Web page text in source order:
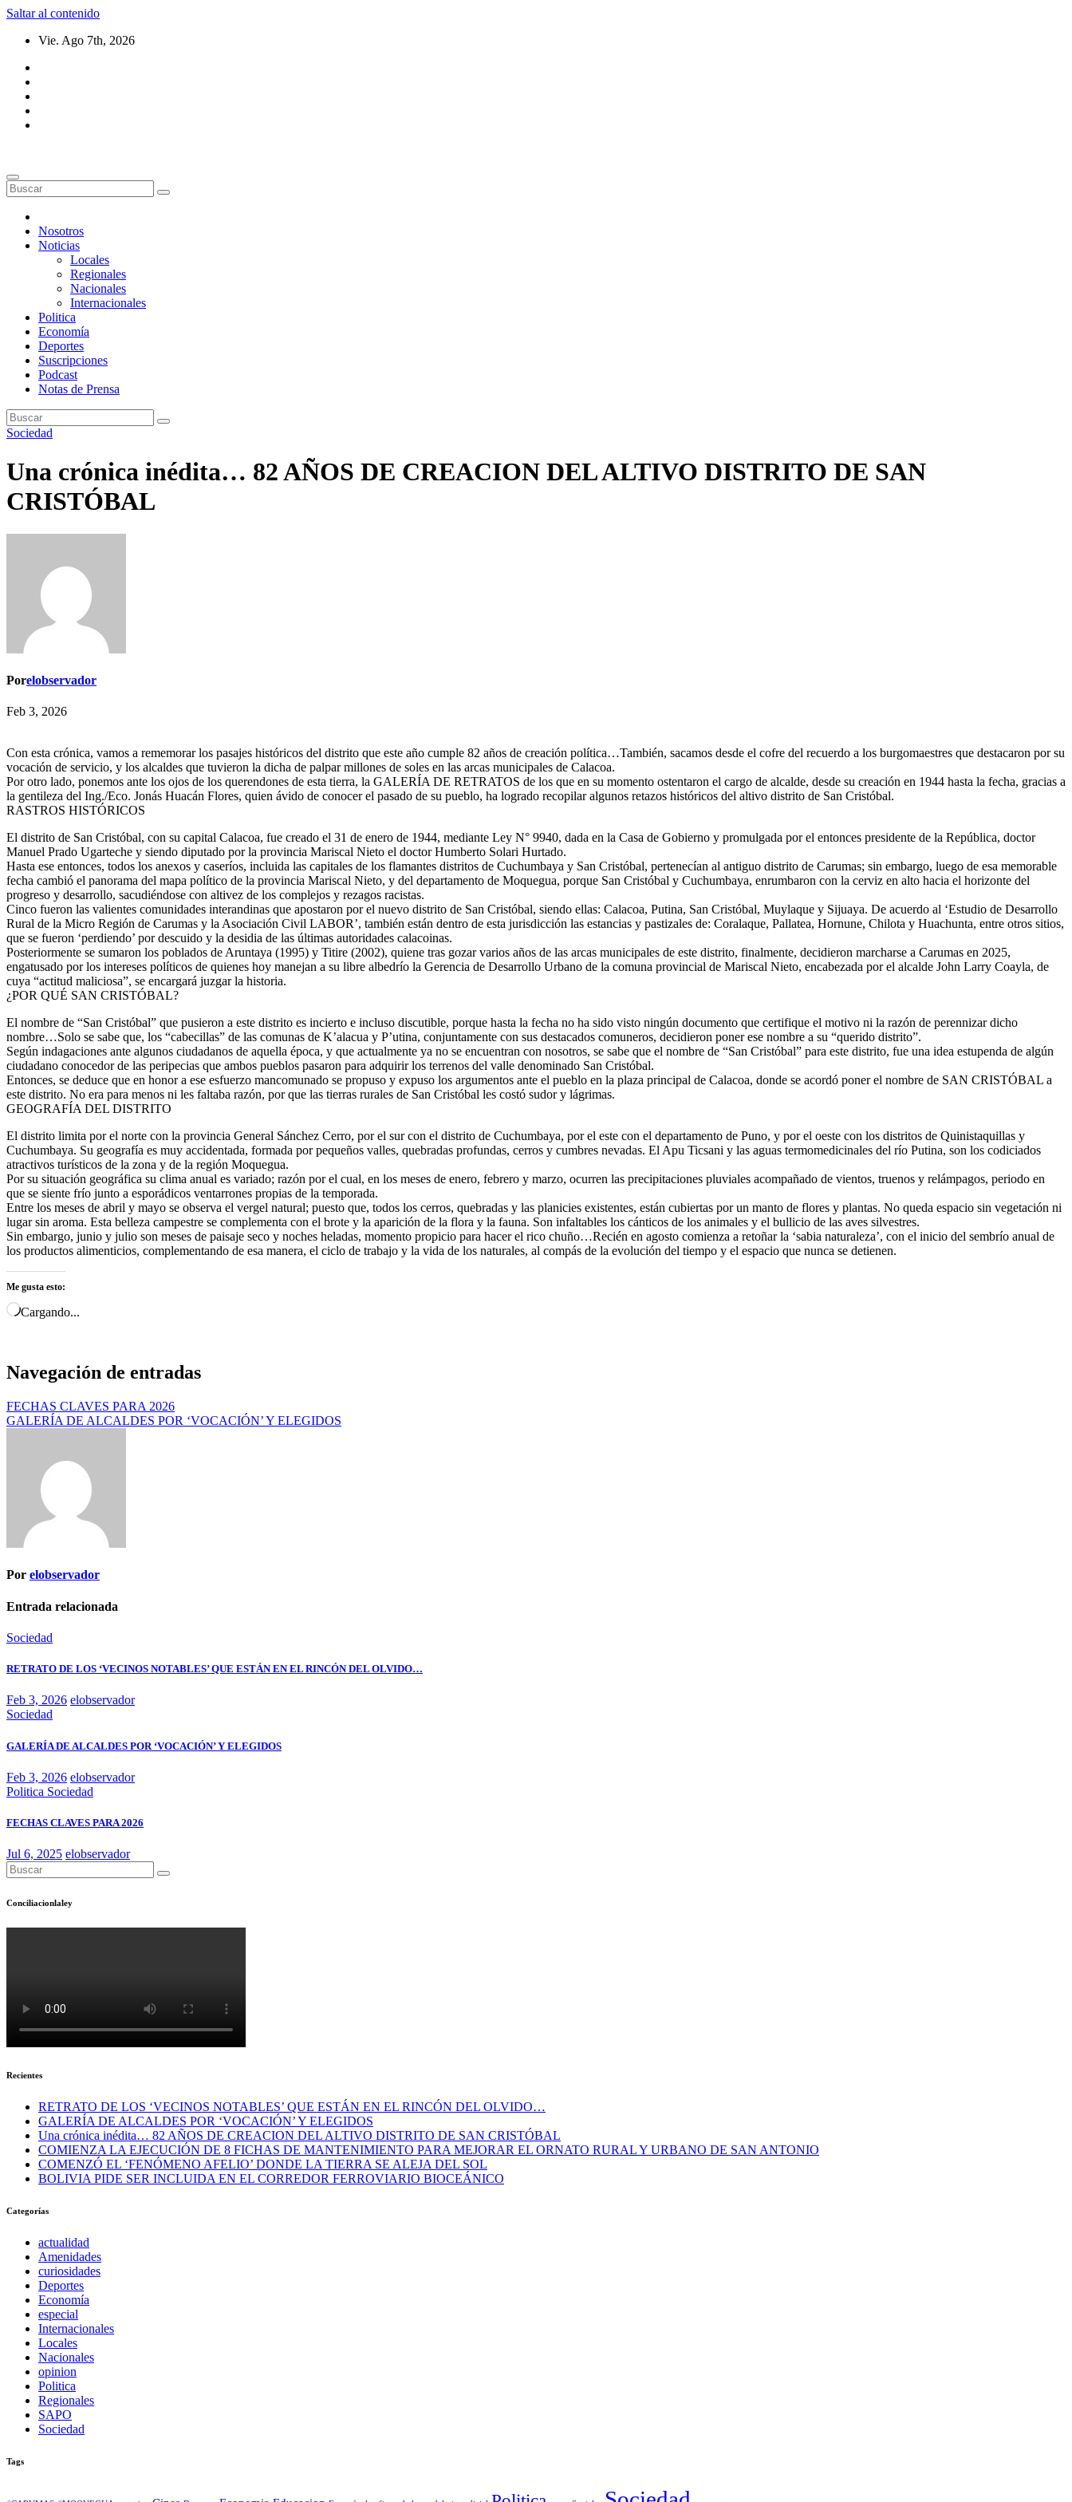
Saltar al contenido
Vie. Ago 7th, 2026
Nosotros
Noticias
Locales
Regionales
Nacionales
Internacionales
Politica
Economía
Deportes
Suscripciones
Podcast
Notas de Prensa
Sociedad
Una crónica inédita… 82 AÑOS DE CREACION DEL ALTIVO DISTRITO DE SAN
CRISTÓBAL
Porelobservador
Feb 3, 2026
Con esta crónica, vamos a rememorar los pasajes históricos del distrito que este año cumple 82 años de creación política…También, sacamos desde el cofre del recuerdo a los burgomaestres que destacaron por su
vocación de servicio, y los alcaldes que tuvieron la dicha de palpar millones de soles en las arcas municipales de Calacoa.
Por otro lado, ponemos ante los ojos de los querendones de esta tierra, la GALERÍA DE RETRATOS de los que en su momento ostentaron el cargo de alcalde, desde su creación en 1944 hasta la fecha, gracias a
la gentileza del Ing./Eco. Jonás Huacán Flores, quien ávido de conocer el pasado de su pueblo, ha logrado recopilar algunos retazos históricos del altivo distrito de San Cristóbal.
RASTROS HISTÓRICOS
El distrito de San Cristóbal, con su capital Calacoa, fue creado el 31 de enero de 1944, mediante Ley N° 9940, dada en la Casa de Gobierno y promulgada por el entonces presidente de la República, doctor
Manuel Prado Ugarteche y siendo diputado por la provincia Mariscal Nieto el doctor Humberto Solari Hurtado.
Hasta ese entonces, todos los anexos y caseríos, incluida las capitales de los flamantes distritos de Cuchumbaya y San Cristóbal, pertenecían al antiguo distrito de Carumas; sin embargo, luego de esa memorable
fecha cambió el panorama del mapa político de la provincia Mariscal Nieto, y del departamento de Moquegua, porque San Cristóbal y Cuchumbaya, enrumbaron con la cerviz en alto hacia el horizonte del
progreso y desarrollo, sacudiéndose con altivez de los complejos y rezagos racistas.
Cinco fueron las valientes comunidades interandinas que apostaron por el nuevo distrito de San Cristóbal, siendo ellas: Calacoa, Putina, San Cristóbal, Muylaque y Sijuaya. De acuerdo al ‘Estudio de Desarrollo
Rural de la Micro Región de Carumas y la Asociación Civil LABOR’, también están dentro de esta jurisdicción las estancias y pastizales de: Coralaque, Pallatea, Hornune, Chilota y Huachunta, entre otros sitios,
que se fueron ‘perdiendo’ por descuido y la desidia de las últimas autoridades calacoinas.
Posteriormente se sumaron los poblados de Aruntaya (1995) y Titire (2002), quiene tras gozar varios años de las arcas municipales de este distrito, finalmente, decidieron marcharse a Carumas en 2025,
engatusado por los intereses políticos de quienes hoy manejan a su libre albedrío la Gerencia de Desarrollo Urbano de la comuna provincial de Mariscal Nieto, encabezada por el alcalde John Larry Coayla, de
cuya “actitud maliciosa”, se encargará juzgar la historia.
¿POR QUÉ SAN CRISTÓBAL?
El nombre de “San Cristóbal” que pusieron a este distrito es incierto e incluso discutible, porque hasta la fecha no ha sido visto ningún documento que certifique el motivo ni la razón de perennizar dicho
nombre…Solo se sabe que, los “cabecillas” de las comunas de K’alacua y P’utina, conjuntamente con sus destacados comuneros, decidieron poner ese nombre a su “querido distrito”.
Según indagaciones ante algunos ciudadanos de aquella época, y que actualmente ya no se encuentran con nosotros, se sabe que el nombre de “San Cristóbal” para este distrito, fue una idea estupenda de algún
ciudadano conocedor de las peripecias que ambos pueblos pasaron para adquirir los terrenos del valle denominado San Cristóbal.
Entonces, se deduce que en honor a ese esfuerzo mancomunado se propuso y expuso los argumentos ante el pueblo en la plaza principal de Calacoa, donde se acordó poner el nombre de SAN CRISTÓBAL a
este distrito. No era para menos ni les faltaba razón, por que las tierras rurales de San Cristóbal les costó sudor y lágrimas.
GEOGRAFÍA DEL DISTRITO
El distrito limita por el norte con la provincia General Sánchez Cerro, por el sur con el distrito de Cuchumbaya, por el este con el departamento de Puno, y por el oeste con los distritos de Quinistaquillas y
Cuchumbaya. Su geografía es muy accidentada, formada por pequeños valles, quebradas profundas, cerros y cumbres nevadas. El Apu Ticsani y las aguas termomedicinales del río Putina, son los codiciados
atractivos turísticos de la zona y de la región Moquegua.
Por su situación geográfica su clima anual es variado; razón por el cual, en los meses de enero, febrero y marzo, ocurren las precipitaciones pluviales acompañado de vientos, truenos y relámpagos, periodo en
que se siente frío junto a esporádicos ventarrones propias de la temporada.
Entre los meses de abril y mayo se observa el vergel natural; puesto que, todos los cerros, quebradas y las planicies existentes, están cubiertas por un manto de flores y plantas. No queda espacio sin vegetación ni
lugar sin aroma. Esta belleza campestre se complementa con el brote y la aparición de la flora y la fauna. Son infaltables los cánticos de los animales y el bullicio de las aves silvestres.
Sin embargo, junio y julio son meses de paisaje seco y noches heladas, momento propicio para hacer el rico chuño…Recién en agosto comienza a retoñar la ‘sabia naturaleza’, con el inicio del sembrío anual de
los productos alimenticios, complementando de esa manera, el ciclo de trabajo y la vida de los naturales, al compás de la evolución del tiempo y el espacio que nunca se detienen.
Me gusta esto:
Cargando...
Navegación de entradas
FECHAS CLAVES PARA 2026
GALERÍA DE ALCALDES POR ‘VOCACIÓN’ Y ELEGIDOS
Por elobservador
Entrada relacionada
Sociedad
RETRATO DE LOS ‘VECINOS NOTABLES’ QUE ESTÁN EN EL RINCÓN DEL OLVIDO…
Feb 3, 2026 elobservador
Sociedad
GALERÍA DE ALCALDES POR ‘VOCACIÓN’ Y ELEGIDOS
Feb 3, 2026 elobservador
Politica Sociedad
FECHAS CLAVES PARA 2026
Jul 6, 2025 elobservador
Conciliacionlaley
Recientes
RETRATO DE LOS ‘VECINOS NOTABLES’ QUE ESTÁN EN EL RINCÓN DEL OLVIDO…
GALERÍA DE ALCALDES POR ‘VOCACIÓN’ Y ELEGIDOS
Una crónica inédita… 82 AÑOS DE CREACION DEL ALTIVO DISTRITO DE SAN CRISTÓBAL
COMIENZA LA EJECUCIÓN DE 8 FICHAS DE MANTENIMIENTO PARA MEJORAR EL ORNATO RURAL Y URBANO DE SAN ANTONIO
COMENZÓ EL ‘FENÓMENO AFELIO’ DONDE LA TIERRA SE ALEJA DEL SOL
BOLIVIA PIDE SER INCLUIDA EN EL CORREDOR FERROVIARIO BIOCEÁNICO
Categorías
actualidad
Amenidades
curiosidades
Deportes
Economía
especial
Internacionales
Locales
Nacionales
opinion
Politica
Regionales
SAPO
Sociedad
Tags